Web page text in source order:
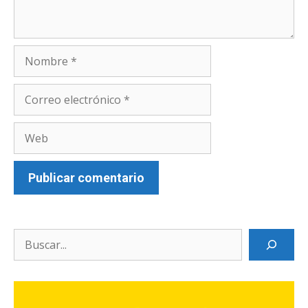
electrónico
Search